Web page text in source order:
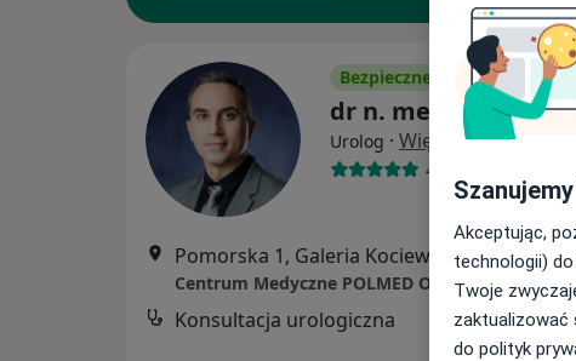
Bezpieczne płatności
dr n. med. Jakub
Urolog · Więcej
431 opinii
Pomorska 1, Galeria Kociewska - poziom 2, Tczew •
Centrum Medyczne POLMED Oddział Tczew
Konsultacja urologiczna
Akceptując,
technologii)
Twoje
zaktualizować
do polityk